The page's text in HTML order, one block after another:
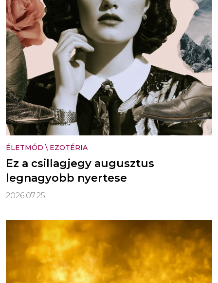
ÉLETMÓD \ EZOTÉRIA
Ez a csillagjegy augusztus
legnagyobb nyertese
2026.07.25.